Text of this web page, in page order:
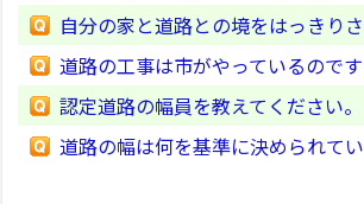
自分の家と道路との境をはっきりさ
道路の工事は市がやっているので
認定道路の幅員を教えてください。
道路の幅は何を基準に決められて